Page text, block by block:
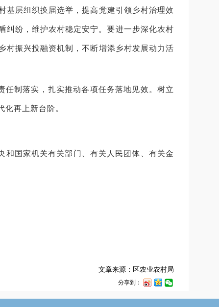
基层组织换届选举，提高党建引领乡村治理效
纠纷，维护农村稳定安宁。要进一步深化农村
村振兴投融资机制，不断增添乡村发展动力活
任制落实，扎实推动各项任务落地见效。树立
再上新台阶。
和国家机关有关部门、有关人民团体、有关金
文章来源：区农业农村局
分享到：